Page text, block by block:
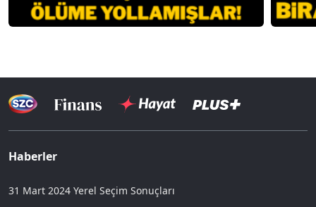
Haberler
31 Mart 2024 Yerel Seçim Sonuçları